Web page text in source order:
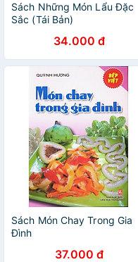
Sách Những Món Lẩu Đặc
Sắc (Tái Bản)
34.000 đ
Sách Món Chay Trong Gia
Đình
37.000 đ